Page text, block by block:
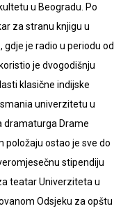
u Beogradu. Po
za stranu knjigu u
gdje je radio u periodu od
je dvogodišnju
klasične indijske
univerzitetu u
dramaturga Drame
položaju ostao je sve do
stipendiju
teatar Univerziteta u
Odsjeku za opštu